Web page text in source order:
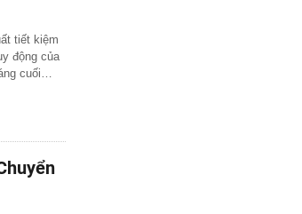
tiết kiệm
động của
cuối…